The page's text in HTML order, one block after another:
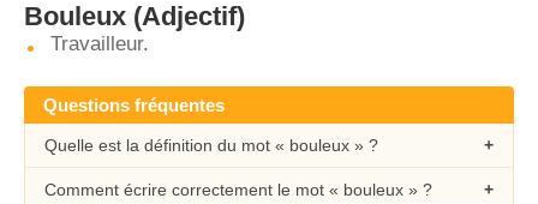
Bouleux (Adjectif)
Travailleur.
Questions fréquentes
Quelle est la définition du mot « bouleux » ?
Comment écrire correctement le mot « bouleux » ?